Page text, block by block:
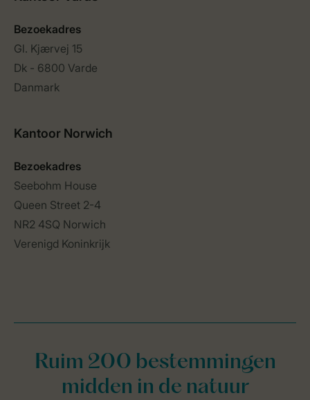
Ruim 200 bestemmingen
midden in de natuur